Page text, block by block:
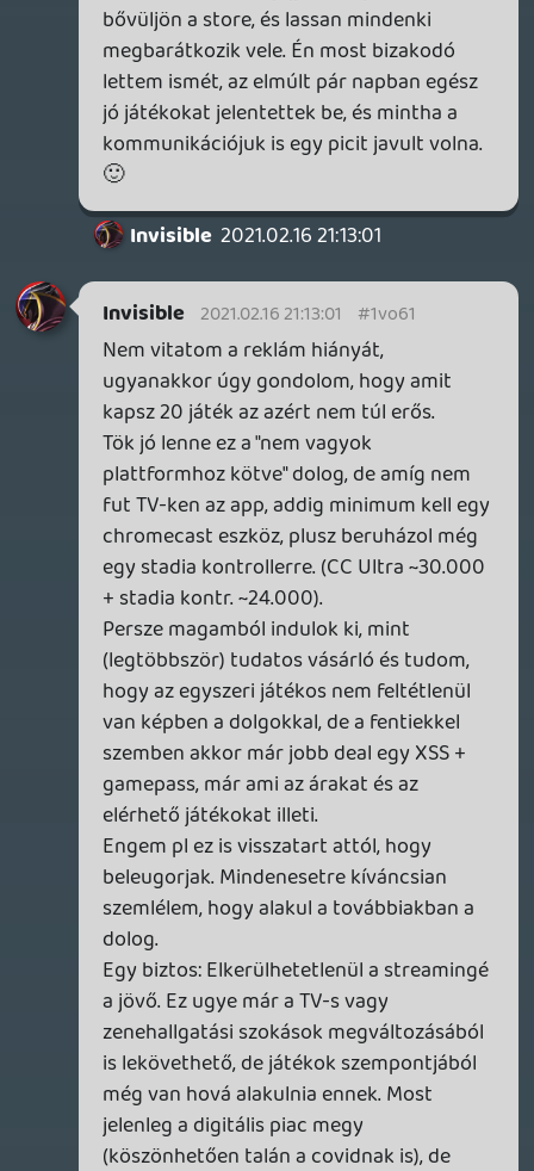
hozzá.
PS. amúgy én is YouTube Premium
előfizető vagyok 🙂
Warhawk 2021.02.15 10:56:31
Warhawk
Mondjuk "ingyen" játék már van, a Pro
előfizetők kapják őket sorra.
Kötve hiszem, hogy valaha lesz olyan
szolgáltatás, ahol rendszert csinálnak
abból, hogy egy egyszerű regisztrációt
követően adnak rendszeresen ingyen
cuccokat.
A reklámnézős dolog nálam nagyon billeg.
Youtuben simán bedobtam a pénzt a
Premiumba, hogy ne legyenek, de ott ugye
lényegében monopólium van. Ha egy
játéknál felbukkanna ilyen, valószínűleg
inkább megyek másik platformra.
Necroman Mk2 2021.02.15 10:21:46
Necroman Mk2 2021.02.15 10:23:14
Játékonkénti felár a 4K-ért szerintem nem
lenne bejövős. Esetleg egy magasabb árú
előfizetésben.
De szerintem nem ebbe az irányba fognak
elmozdulni, főleg a MS jelentette erős
konkurencia mellett.
Invisible 2021.02.14 15:27:40
Necroman Mk2 2021.02.15 10:21:46 #1vnxd
Mivel a kommented nekem (is) ment: nem
is arra céloztam, hogy minden játékuk
legyen ingyenes-reklámnézős, hanem csak
havi egy (álá PS Plus), amit egy szimpla
Google regisztráció után lehet az adott
hónapban játszani. Persze nem a
legújabbakkal, de Stadianak jelenleg
felhasználóbázis növelésére van igazán
szüksége, márpedig az ingyenesség igen
nagy vevőcsalogató tényező, lásd Epic
Store. Nos, a Google-nek velük kell felvenni
a harcot, ha talpon akarnak maradni.
Az utolsó mondatoddal egyetértek.